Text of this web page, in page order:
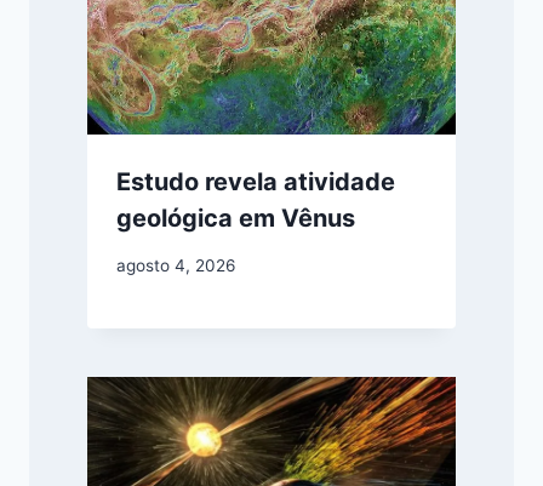
Estudo revela atividade
geológica em Vênus
agosto 4, 2026